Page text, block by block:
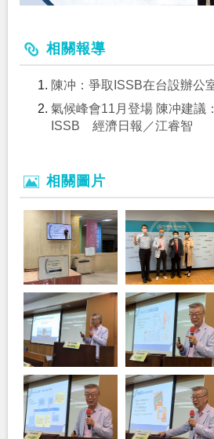
相關報導
陳冲：爭取ISSB在台設辦
氣候峰會11月登場 陳冲建議
ISSB 經濟日報／江睿智
相關圖片